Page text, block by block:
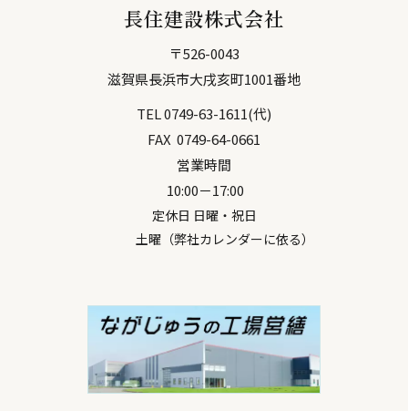
長住建設株式会社
〒526-0043
滋賀県長浜市大戌亥町1001番地
TEL0749-63-1611(代)
FAX 0749-64-0661
営業時間
10:00－17:00
定休日 日曜・祝日
土曜（弊社カレンダーに依る）